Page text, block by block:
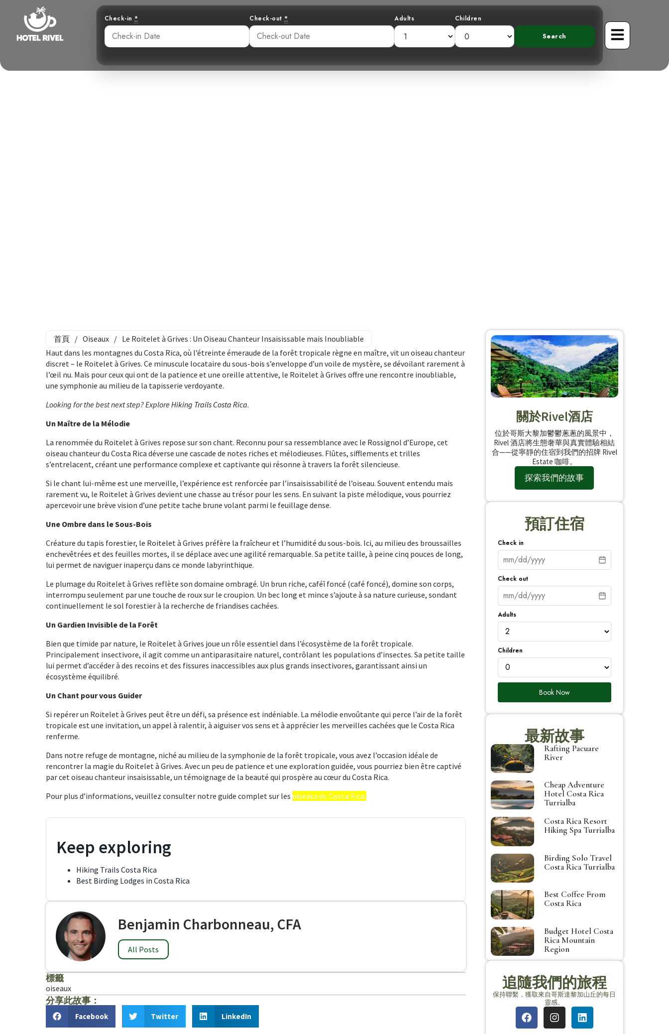
Check-in * Check-out * Adults Children
首頁 / Oiseaux / Le Roitelet à Grives : Un Oiseau Chanteur Insaisissable mais Inoubliable
Haut dans les montagnes du Costa Rica, où l’étreinte émeraude de la forêt tropicale règne en maître, vit un oiseau chanteur
discret – le Roitelet à Grives. Ce minuscule locataire du sous-bois s’enveloppe d’un voile de mystère, se dévoilant rarement à
l’œil nu. Mais pour ceux qui ont de la patience et une oreille attentive, le Roitelet à Grives offre une rencontre inoubliable,
une symphonie au milieu de la tapisserie verdoyante.
Looking for the best next step? Explore Hiking Trails Costa Rica.
Un Maître de la Mélodie
La renommée du Roitelet à Grives repose sur son chant. Reconnu pour sa ressemblance avec le Rossignol d’Europe, cet
oiseau chanteur du Costa Rica déverse une cascade de notes riches et mélodieuses. Flûtes, sifflements et trilles
s’entrelacent, créant une performance complexe et captivante qui résonne à travers la forêt silencieuse.
Si le chant lui-même est une merveille, l’expérience est renforcée par l’insaisissabilité de l’oiseau. Souvent entendu mais
rarement vu, le Roitelet à Grives devient une chasse au trésor pour les sens. En suivant la piste mélodique, vous pourriez
apercevoir une brève vision d’une petite tache brune volant parmi le feuillage dense.
Une Ombre dans le Sous-Bois
Créature du tapis forestier, le Roitelet à Grives préfère la fraîcheur et l’humidité du sous-bois. Ici, au milieu des broussailles
enchevêtrées et des feuilles mortes, il se déplace avec une agilité remarquable. Sa petite taille, à peine cinq pouces de long,
lui permet de naviguer inaperçu dans ce monde labyrinthique.
Le plumage du Roitelet à Grives reflète son domaine ombragé. Un brun riche, caféī foncé (café foncé), domine son corps,
interrompu seulement par une touche de roux sur le croupion. Un bec long et mince s’ajoute à sa nature curieuse, sondant
continuellement le sol forestier à la recherche de friandises cachées.
Un Gardien Invisible de la Forêt
Bien que timide par nature, le Roitelet à Grives joue un rôle essentiel dans l’écosystème de la forêt tropicale.
Principalement insectivore, il agit comme un antiparasitaire naturel, contrôlant les populations d’insectes. Sa petite taille
lui permet d’accéder à des recoins et des fissures inaccessibles aux plus grands insectivores, garantissant ainsi un
écosystème équilibré.
Un Chant pour vous Guider
Si repérer un Roitelet à Grives peut être un défi, sa présence est indéniable. La mélodie envoûtante qui perce l’air de la forêt
tropicale est une invitation, un appel à ralentir, à aiguiser vos sens et à apprécier les merveilles cachées que le Costa Rica
renferme.
Dans notre refuge de montagne, niché au milieu de la symphonie de la forêt tropicale, vous avez l’occasion idéale de
rencontrer la magie du Roitelet à Grives. Avec un peu de patience et une exploration guidée, vous pourriez bien être captivé
par cet oiseau chanteur insaisissable, un témoignage de la beauté qui prospère au cœur du Costa Rica.
Pour plus d’informations, veuillez consulter notre guide complet sur les oiseaux du Costa Rica.
Keep exploring
Hiking Trails Costa Rica
Best Birding Lodges in Costa Rica
Benjamin Charbonneau, CFA
All Posts
標籤
oiseaux
分享此故事：
Facebook Twitter LinkedIn
關於Rivel酒店
位於哥斯大黎加鬱鬱蔥蔥的風景中，
Rivel 酒店將生態奢華與真實體驗相結
合——從寧靜的住宿到我們的招牌 Rivel
Estate 咖啡。
探索我們的故事
預訂住宿
Check in
Check out
Adults
Children
Book Now
最新故事
Rafting Pacuare
River
Cheap Adventure
Hotel Costa Rica
Turrialba
Costa Rica Resort
Hiking Spa Turrialba
Birding Solo Travel
Costa Rica Turrialba
Best Coffee From
Costa Rica
Budget Hotel Costa
Rica Mountain
Region
追隨我們的旅程
保持聯繫，獲取來自哥斯達黎加山丘的每日
靈感。